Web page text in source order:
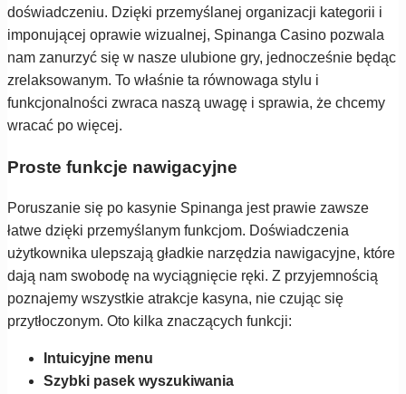
doświadczeniu. Dzięki przemyślanej organizacji kategorii i
imponującej oprawie wizualnej, Spinanga Casino pozwala
nam zanurzyć się w nasze ulubione gry, jednocześnie będąc
zrelaksowanym. To właśnie ta równowaga stylu i
funkcjonalności zwraca naszą uwagę i sprawia, że chcemy
wracać po więcej.
Proste funkcje nawigacyjne
Poruszanie się po kasynie Spinanga jest prawie zawsze
łatwe dzięki przemyślanym funkcjom. Doświadczenia
użytkownika ulepszają gładkie narzędzia nawigacyjne, które
dają nam swobodę na wyciągnięcie ręki. Z przyjemnością
poznajemy wszystkie atrakcje kasyna, nie czując się
przytłoczonym. Oto kilka znaczących funkcji:
Intuicyjne menu
Szybki pasek wyszukiwania